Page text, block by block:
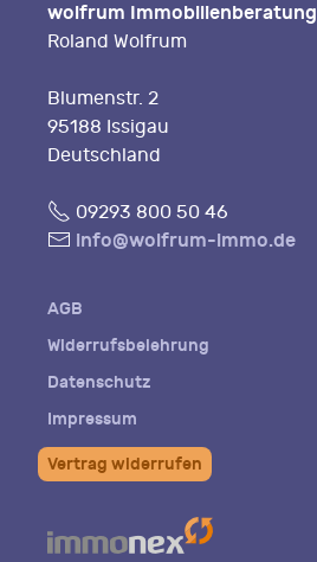
wolfrum Immobilienberatung
Roland Wolfrum
Blumenstr. 2
95188 Issigau
Deutschland
Fon09293 800 50 46
E- info@wolfrum-immo.de
AGB
Widerrufsbelehrung
Datenschutz
Impressum
Vertrag widerrufen